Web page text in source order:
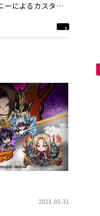
ーによるカスタム
2021.05.31